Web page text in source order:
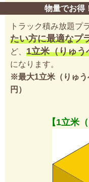
物量でお得
トラック積み放題プ
たい方に最適なプ
ど、 1立米（りゅう
になります。
※最大1立米（りゅう
円）
【1立米